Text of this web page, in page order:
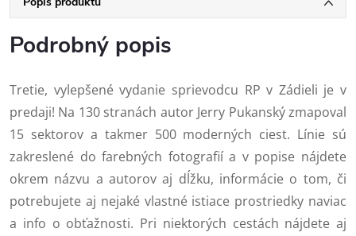
Podrobný popis
Tretie, vylepšené vydanie sprievodcu RP v Zádieli je v
predaji! Na 130 stranách autor Jerry Pukanský zmapoval
15 sektorov a takmer 500 moderných ciest. Línie sú
zakreslené do farebných fotografií a v popise nájdete
okrem názvu a autorov aj dĺžku, informácie o tom, či
potrebujete aj nejaké vlastné istiace prostriedky naviac
a info o obťažnosti. Pri niektorých cestách nájdete aj